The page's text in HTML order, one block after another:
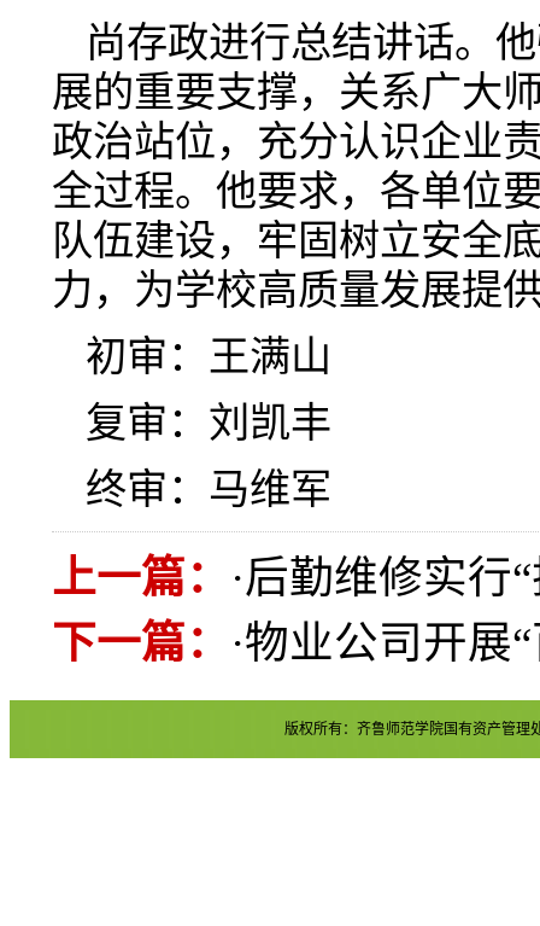
尚存政进行总结讲话。
展的重要支撑，关系广大
政治站位，充分认识企业
全过程。他要求，各单位
队伍建设，牢固树立安全
力，为学校高质量发展提
初审：王满山
复审：刘凯丰
终审：马维军
上一篇： ·后勤维修实行
下一篇： ·物业公司开展
版权所有：齐鲁师范学院国有资产管理